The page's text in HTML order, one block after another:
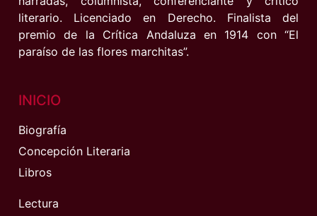
literario. Licenciado en Derecho. Finalista del
premio de la Crítica Andaluza en 1914 con “El
paraíso de las flores marchitas”.
INICIO
Biografía
Concepción Literaria
Libros
Lectura